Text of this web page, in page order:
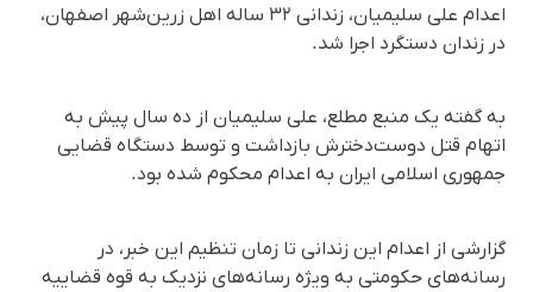
اعدام علی سلیمیان، زندانی ٣٢ ساله اهل زرین‌شهر اصفهان،
در زندان دستگرد اجرا شد.
به گفته یک منبع مطلع، علی سلیمیان از ده سال پیش به
اتهام قتل دوست‌دخترش بازداشت و توسط دستگاه قضایی
جمهوری اسلامی ایران به اعدام محکوم شده بود.
گزارشی از اعدام این زندانی تا زمان تنظیم این خبر، در
رسانه‌های حکومتی به ویژه رسانه‌های نزدیک به قوه قضاییه